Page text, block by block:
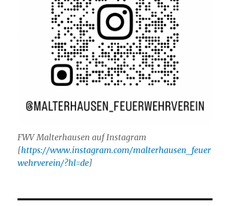
FWV Malterhausen auf Instagram
[https://www.instagram.com/malterhausen_feuer
wehrverein/?hl=de]